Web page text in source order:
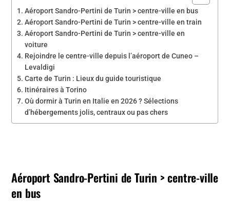
Aéroport Sandro-Pertini de Turin > centre-ville en bus
Aéroport Sandro-Pertini de Turin > centre-ville en train
Aéroport Sandro-Pertini de Turin > centre-ville en
voiture
Rejoindre le centre-ville depuis l’aéroport de Cuneo –
Levaldigi
Carte de Turin : Lieux du guide touristique
Itinéraires à Torino
Où dormir à Turin en Italie en 2026 ? Sélections
d’hébergements jolis, centraux ou pas chers
Aéroport Sandro-Pertini de Turin > centre-ville
en bus